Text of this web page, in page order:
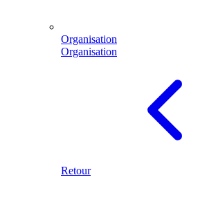
Organisation
Organisation
Retour